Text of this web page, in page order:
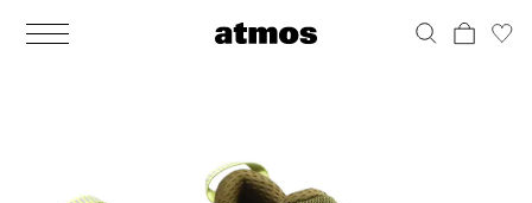
MEN
ウェア
シューズ
ブーツ
ウェア
アウター
バッグ
ショルダー / メッセンジャーバッグ
アクセサリー
帽子
その他
おもちゃ / フィギュア
WOMENS
ウェア
シューズ
ブーツ
ウェア
アウター
バッグ
ショルダー / メッセンジャーバッグ
アクセサリー
帽子
その他
おもちゃ / フィギュア
1 10